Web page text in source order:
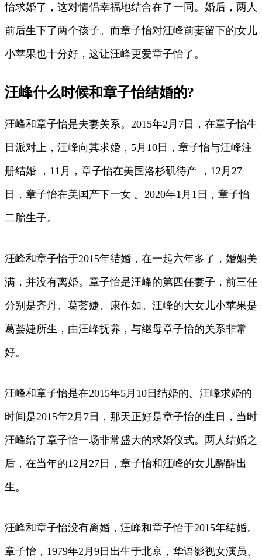
怡求婚了，这对情侣幸福地结合在了一同。婚后，两人
前后生下了两个孩子。而章子怡对汪峰前妻留下的女儿
小苹果也十分好，这让汪峰更爱章子怡了。
汪峰什么时候和章子怡结婚的?
汪峰和章子怡是夫妻关系。2015年2月7日，在章子怡生
日派对上，汪峰向其求婚，5月10日，章子怡与汪峰注
册结婚 ，11月，章子怡在美国洛杉矶待产 ，12月27
日，章子怡在美国产下一女 。2020年1月1日，章子怡
二胎生子。
汪峰和章子怡于2015年结婚，在一起六年多了，婚姻美
满，并没有离婚。章子怡是汪峰的第四任妻子，前三任
分别是齐丹、葛荟婕、康作如。汪峰的大女儿小苹果是
葛荟婕所生，由汪峰抚养，与继母章子怡的关系非常
好。
汪峰和章子怡是在2015年5月10日结婚的。汪峰求婚的
时间是2015年2月7日，那天正好是章子怡的生日，当时
汪峰给了章子怡一场非常盛大的求婚仪式。两人结婚之
后，在当年的12月27日，章子怡和汪峰的女儿醒醒出
生。
汪峰和章子怡没有离婚，汪峰和章子怡于2015年结婚。
章子怡，1979年2月9日出生于北京，华语影视女演员、